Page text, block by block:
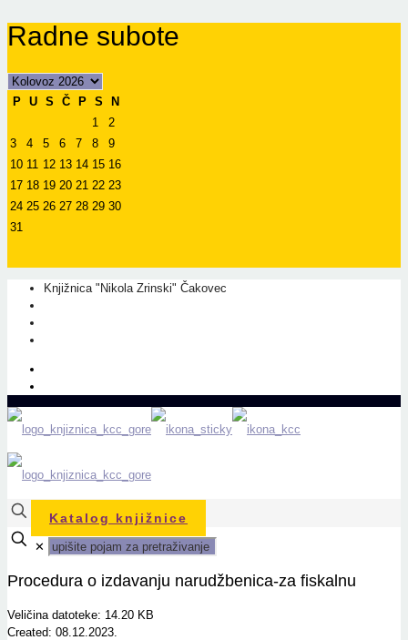
Radne subote
P U S Č P S
N
1
2
3
4 5 6 7 8
9
10 11 12 13 14 15 16
17 18 19 20 21 22 23
24 25 26 27 28 29 30
31
Knjižnica "Nikola Zrinski" Čakovec
Katalog knjižnice
✕
Procedura o izdavanju narudžbenica-za fiskalnu
Veličina datoteke: 14.20 KB
Created: 08.12.2023.